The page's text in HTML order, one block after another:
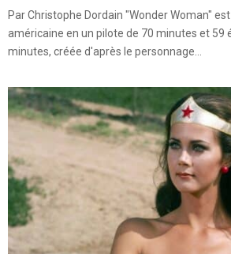
Par Christophe Dordain "Wonder Woman"
américaine en un pilote de 70 minutes et 59
minutes, créée d'après le personnage...